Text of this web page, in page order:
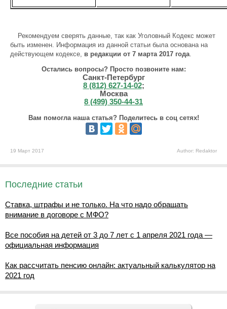
Рекомендуем сверять данные, так как Уголовный Кодекс может
быть изменен. Информация из данной статьи была основана на
действующем кодексе, в редакции от 7 марта 2017 года.
Остались вопросы? Просто позвоните нам:
Санкт-Петербург
8 (812) 627-14-02;
Москва
8 (499) 350-44-31
Вам помогла наша статья? Поделитесь в соц сетях!
19 Март 2017 Author: Redaktor
Последние статьи
Ставка, штрафы и не только. На что надо обращать
внимание в договоре с МФО?
Все пособия на детей от 3 до 7 лет с 1 апреля 2021 года —
официальная информация
Как рассчитать пенсию онлайн: актуальный калькулятор на
2021 год